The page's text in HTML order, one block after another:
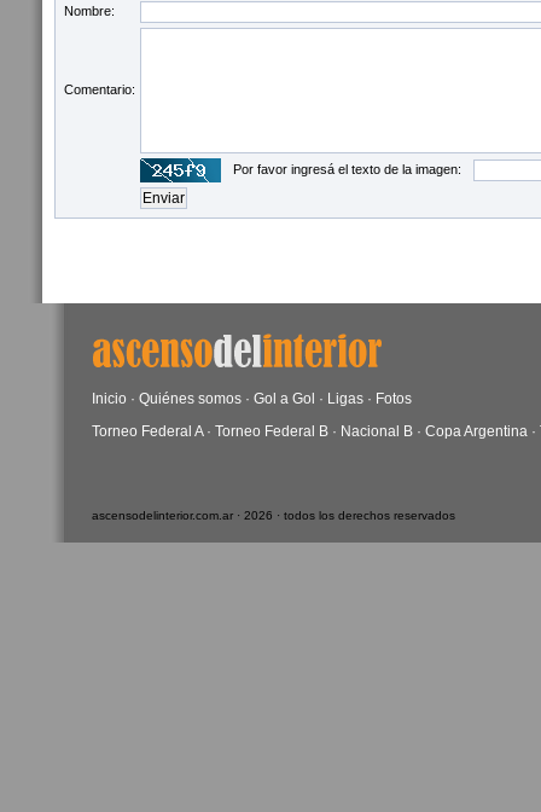
Nombre:
Comentario:
Por favor ingresá el texto de la imagen:
Inicio · Quiénes somos · Gol a Gol · Ligas · Fotos
Torneo Federal A· Torneo Federal B · Nacional B · Copa Argentina ·
ascensodelinterior.com.ar · 2026 · todos los derechos reservados